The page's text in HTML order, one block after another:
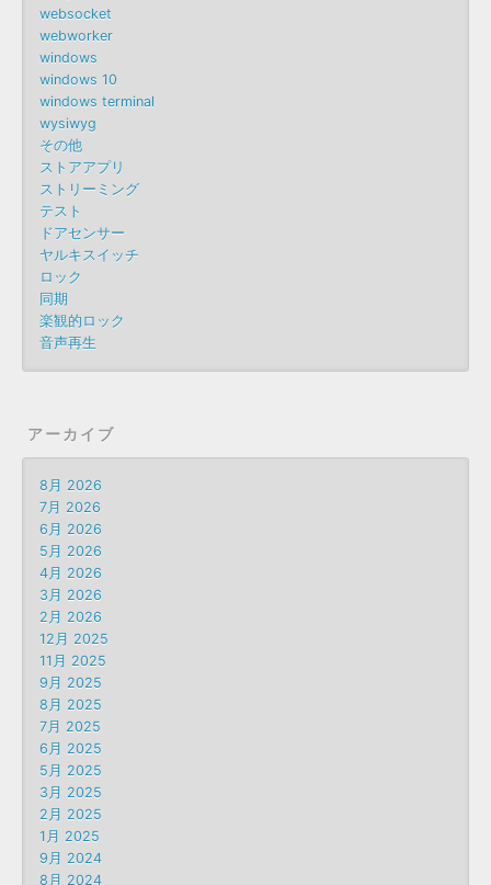
websocket
webworker
windows
windows 10
windows terminal
wysiwyg
その他
ストアアプリ
ストリーミング
テスト
ドアセンサー
ヤルキスイッチ
ロック
同期
楽観的ロック
音声再生
アーカイブ
8月 2026
7月 2026
6月 2026
5月 2026
4月 2026
3月 2026
2月 2026
12月 2025
11月 2025
9月 2025
8月 2025
7月 2025
6月 2025
5月 2025
3月 2025
2月 2025
1月 2025
9月 2024
8月 2024